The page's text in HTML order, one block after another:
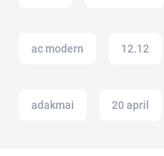
ac modern 12.12
adakmai 20 april